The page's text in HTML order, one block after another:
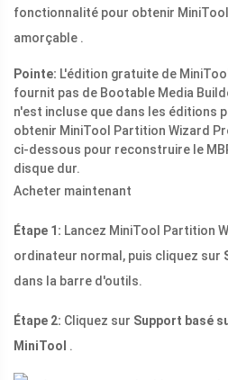
fonctionnalité pour obtenir
amorçable .
Pointe: L'édition gratuite de
fournit pas de Bootable Media
n'est incluse que dans les éditions
obtenir MiniTool Partition Wizard
ci-dessous pour reconstruire le
disque dur.
Acheter maintenant
Étape 1: Lancez MiniTool Partition
ordinateur normal, puis cliquez sur
dans la barre d'outils.
Étape 2: Cliquez sur Support basé
MiniTool .